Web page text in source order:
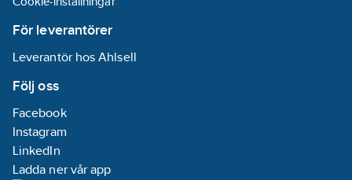
För leverantörer
Leverantör hos Ahlsell
Följ oss
Facebook
Instagram
LinkedIn
Ladda ner vår app